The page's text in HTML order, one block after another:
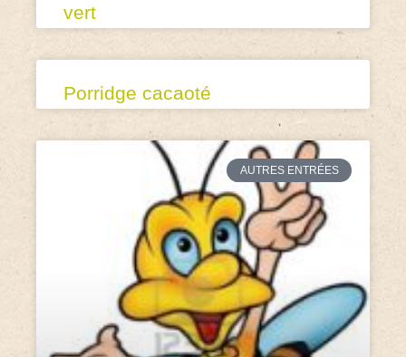
vert
Porridge cacaoté
AUTRES ENTRÉES